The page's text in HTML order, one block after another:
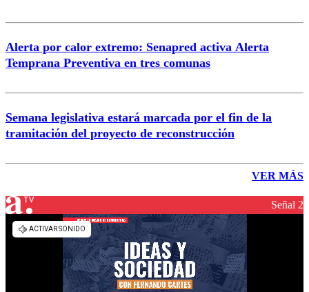
Alerta por calor extremo: Senapred activa Alerta
Temprana Preventiva en tres comunas
Semana legislativa estará marcada por el fin de la
tramitación del proyecto de reconstrucción
VER MÁS
Señal 2